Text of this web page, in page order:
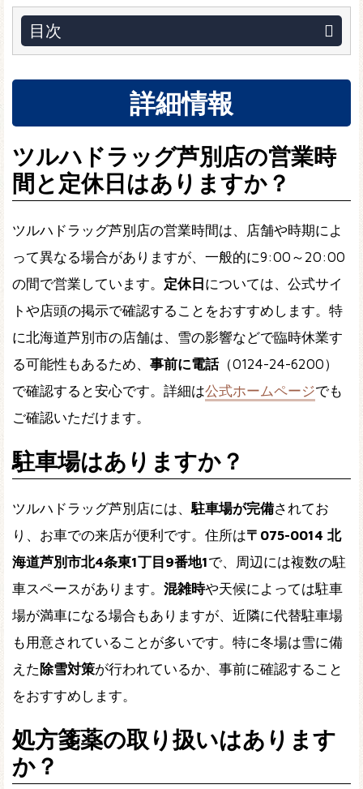
目次
詳細情報
ツルハドラッグ芦別店の営業時
間と定休日はありますか？
ツルハドラッグ芦別店の営業時間は、店舗や時期によ
って異なる場合がありますが、一般的に9:00～20:00
の間で営業しています。 定休日 については、公式サイ
トや店頭の掲示で確認することをおすすめします。特
に北海道芦別市の店舗は、雪の影響などで臨時休業す
る可能性もあるため、 事前に電話（0124-24-6200）
で確認すると安心です。詳細は公式ホームページでも
ご確認いただけます。
駐車場はありますか？
ツルハドラッグ芦別店には、駐車場が完備されてお
り、お車での来店が便利です。住所は〒075-0014 北
海道芦別市北4条東1丁目9番地1で、周辺には複数の駐
車スペースがあります。 混雑時や天候によっては駐車
場が満車になる場合もありますが、近隣に代替駐車場
も用意されていることが多いです。特に冬場は雪に備
えた 除雪対策が行われているか、事前に確認すること
をおすすめします。
処方箋薬の取り扱いはあります
か？